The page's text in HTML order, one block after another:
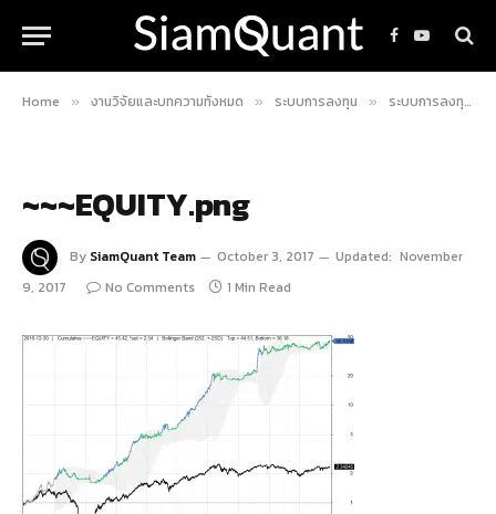
Facebook
YouTube
Home » งานวิจัยและบทความทั้งหมด » ระบบการลงทุน » ระบบการลงทุนแบบ Hybrid Investing จากแนวคิดของ “เสี่ยป๋อง” วัชระ แก้วสว่าง
~~~EQUITY.png
By SiamQuant Team October 3, 2017 Updated: November
9, 2017
No Comments 1 Min Read